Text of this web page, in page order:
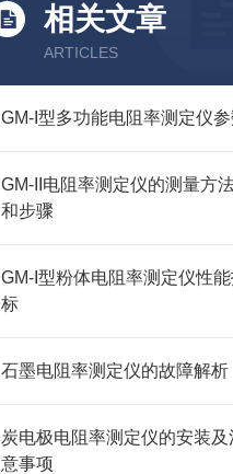
相关文章
ARTICLES
GM-I型多功能电阻率测定仪参
GM-II电阻率测定仪的测量方
和步骤
GM-I型粉体电阻率测定仪性能
标
石墨电阻率测定仪的故障解析
炭电极电阻率测定仪的安装及
意事项